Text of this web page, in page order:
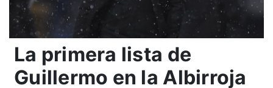
La primera lista de
Guillermo en la Albirroja